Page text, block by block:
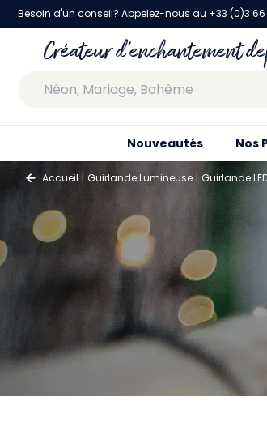
Besoin d'un conseil? Appelez-nous au +33 (0)3 66
Créateur d'enchantement
Nouveautés Nos
Accueil Guirlande Lumineuse Guirlande